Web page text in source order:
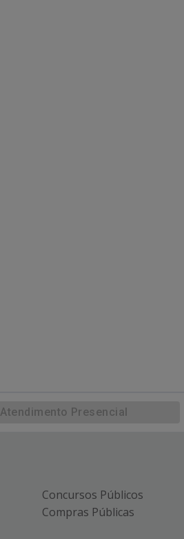
Atendimento Presencial
Concursos Públicos
Compras Públicas